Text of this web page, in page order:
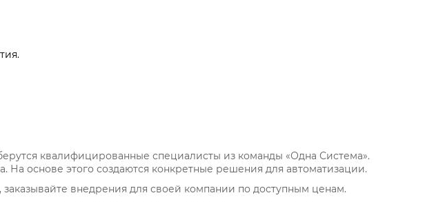
квалифицированные специалисты из команды «Одна Система».
основе этого создаются конкретные решения для автоматизации.
внедрения для своей компании по доступным ценам.